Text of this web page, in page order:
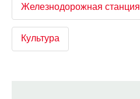
Железнодорожная станция
Культура